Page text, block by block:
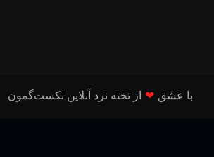
با عشق ❤ از تخته نرد آنلاین نکست‌گمون